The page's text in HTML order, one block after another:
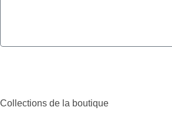
Collections de la boutique